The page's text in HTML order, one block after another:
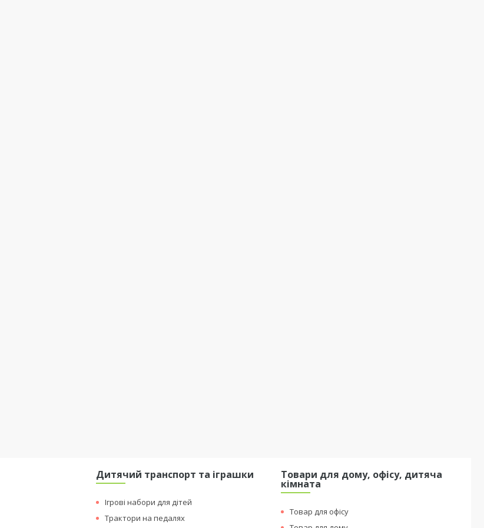
Дитячий транспорт та іграшки
Ігрові набори для дітей
Трактори на педалях
Товари для дому, офісу, дитяча
кімната
Товар для офісу